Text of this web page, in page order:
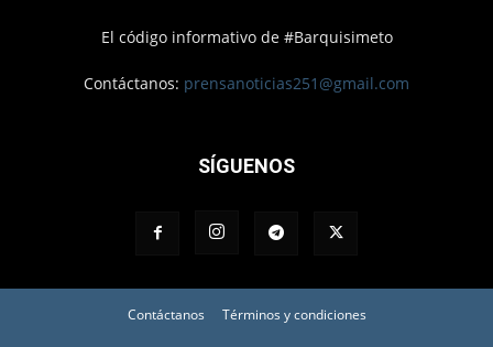
El código informativo de #Barquisimeto
Contáctanos: prensanoticias251@gmail.com
SÍGUENOS
Contáctanos Términos y condiciones